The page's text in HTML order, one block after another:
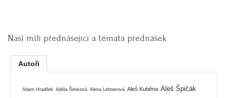
Naši milí přednášející a témata přednášek
Autoři
Adam Hradilek Adéla Šimková Alena Lehnerová Aleš Kuběna Aleš Špičák